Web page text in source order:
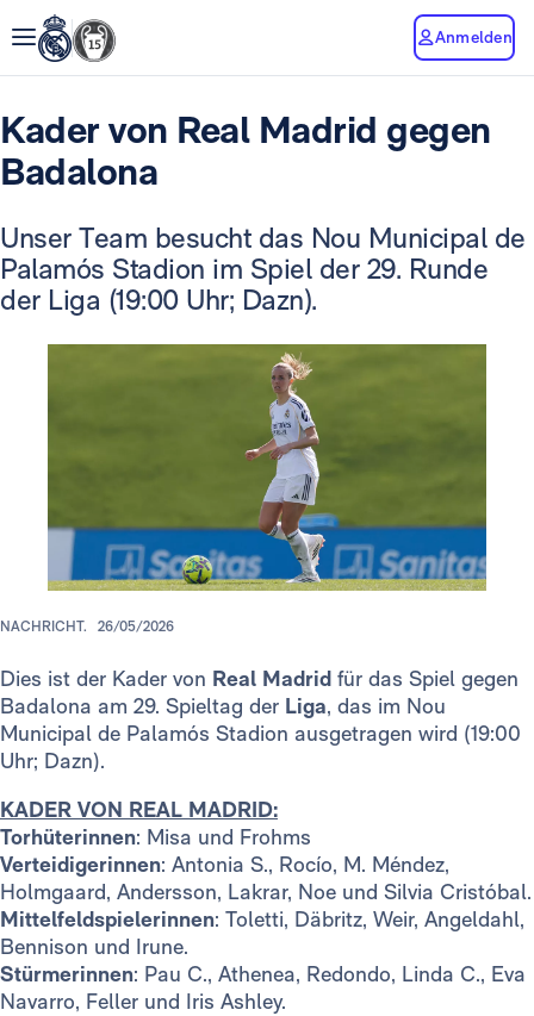
Anmelden
Kader von Real Madrid gegen
Badalona
Unser Team besucht das Nou Municipal de
Palamós Stadion im Spiel der 29. Runde
der Liga (19:00 Uhr; Dazn).
NACHRICHT. 26/05/2026
Dies ist der Kader von Real Madrid für das Spiel gegen
Badalona am 29. Spieltag der Liga, das im Nou
Municipal de Palamós Stadion ausgetragen wird (19:00
Uhr; Dazn).
KADER VON REAL MADRID:
Torhüterinnen: Misa und Frohms
Verteidigerinnen: Antonia S., Rocío, M. Méndez,
Holmgaard, Andersson, Lakrar, Noe und Silvia Cristóbal.
Mittelfeldspielerinnen: Toletti, Däbritz, Weir, Angeldahl,
Bennison und Irune.
Stürmerinnen: Pau C., Athenea, Redondo, Linda C., Eva
Navarro, Feller und Iris Ashley.